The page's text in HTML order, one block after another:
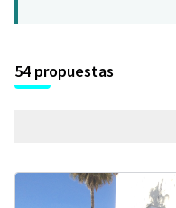
54 propuestas